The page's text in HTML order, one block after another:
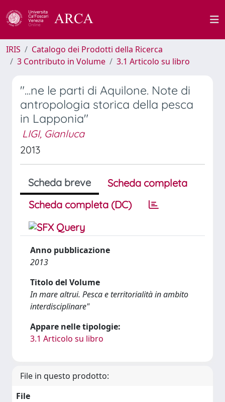
IRIS
Catalogo dei Prodotti della Ricerca
3 Contributo in Volume
3.1 Articolo su libro
"...ne le parti di Aquilone. Note di
antropologia storica della pesca
in Lapponia"
LIGI, Gianluca
2013
Scheda breve
Scheda completa
Scheda completa (DC)
Anno pubblicazione
2013
Titolo del Volume
In mare altrui. Pesca e territorialità in ambito
interdisciplinare"
Appare nelle tipologie:
3.1 Articolo su libro
File in questo prodotto:
File